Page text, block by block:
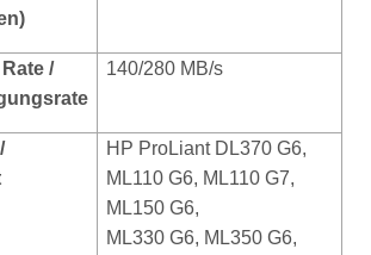
/
140/280 MB/s
HP ProLiant DL370 G6,
ML110 G6, ML110 G7,
ML150 G6,
ML330 G6, ML350 G6,